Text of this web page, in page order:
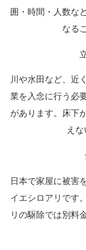
囲・時間・人数な
なる
川や水田など、近
業を入念に行う必
があります。床下
え
日本で家屋に被害
イエシロアリです
リの駆除では別料